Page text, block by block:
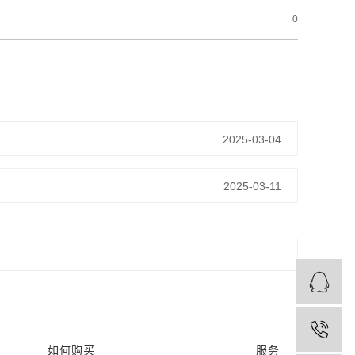
0
2025-03-04
2025-03-11
如何购买 服务